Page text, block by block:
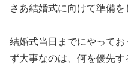
さあ結婚式に向けて準備を
結婚式当日までにやって
ず大事なのは、何を優先す